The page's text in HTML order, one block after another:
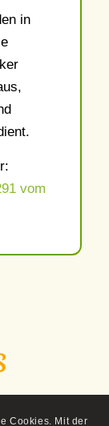
in
vom
Cookies. Mit der